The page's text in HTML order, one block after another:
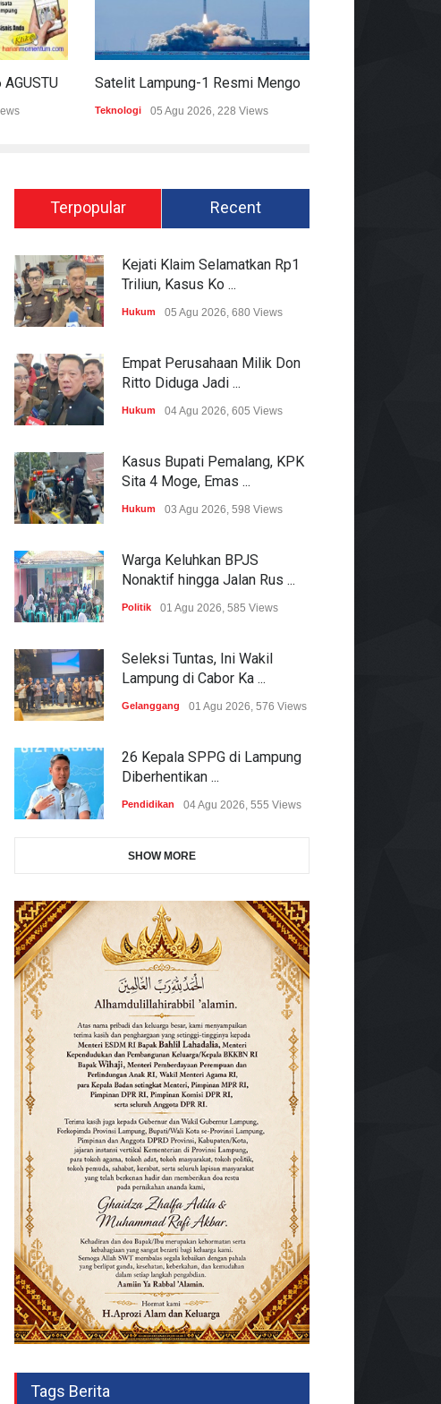
HARIAN MOMENTUM 6 AGUSTUS 2026 Satelit Lampung-1 Resmi Mengorbit, Lampung Masuki Era Pembangunan Berbasis Data
Teknologi 05 Agu 2026, 228 Views
Terpopular Recent
Kejati Klaim Selamatkan Rp1
Triliun, Kasus Ko ...
Hukum 05 Agu 2026, 680 Views
Empat Perusahaan Milik Don
Ritto Diduga Jadi ...
Hukum 04 Agu 2026, 605 Views
Kasus Bupati Pemalang, KPK
Sita 4 Moge, Emas ...
Hukum 03 Agu 2026, 598 Views
Warga Keluhkan BPJS
Nonaktif hingga Jalan Rus ...
Politik 01 Agu 2026, 585 Views
Seleksi Tuntas, Ini Wakil
Lampung di Cabor Ka ...
Gelanggang 01 Agu 2026, 576 Views
26 Kepala SPPG di Lampung
Diberhentikan ...
Pendidikan 04 Agu 2026, 555 Views
SHOW MORE
Tags Berita